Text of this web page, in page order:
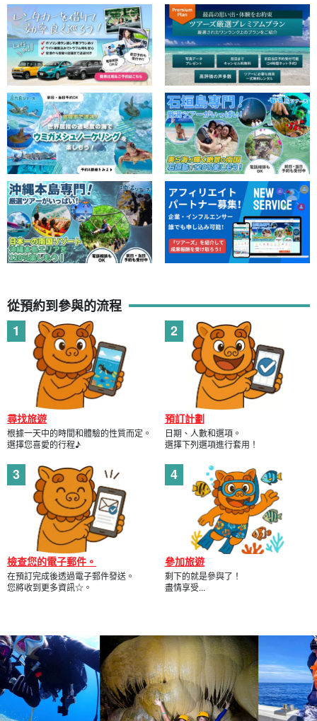
導遊提供良好的支援。
嚮導都是。水上救生員資格。持有。
即使是初學者也歡迎參加，因為我們會給您一個緩慢而詳細的講
解！
從預約到參與的流程
尋找旅遊
根據一天中的時間和體驗的性質而定。
選擇您喜愛的行程♪
預訂計劃
日期、人數和選項。
選擇下列選項進行套用！
檢查您的電子郵件。
在預訂完成後透過電子郵件發送。
您將收到更多資訊☆。
參加旅遊
剩下的就是參與了！
盡情享受...